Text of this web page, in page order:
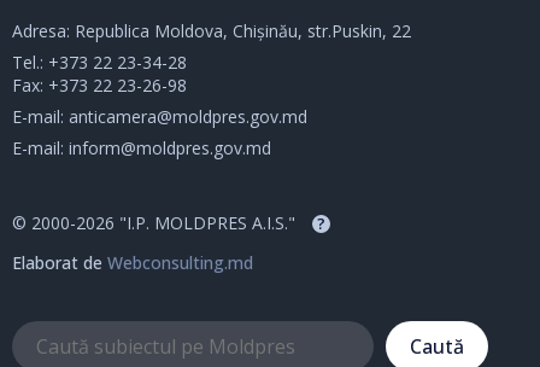
Adresa: Republica Moldova, Chișinău, str.Puskin, 22
Tel.: +373 22 23-34-28
Fax: +373 22 23-26-98
E-mail: anticamera@moldpres.gov.md
E-mail: inform@moldpres.gov.md
© 2000-2026 "I.P. MOLDPRES A.I.S." ?
Elaborat de Webconsulting.md
Caută